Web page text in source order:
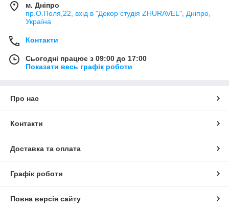
м. Дніпро
пр.О.Поля,22, вхід в "Декор студія ZHURAVEL", Дніпро,
Україна
Контакти
Сьогодні працює з 09:00 до 17:00
Показати весь графік роботи
Про нас
Контакти
Доставка та оплата
Графік роботи
Повна версія сайту